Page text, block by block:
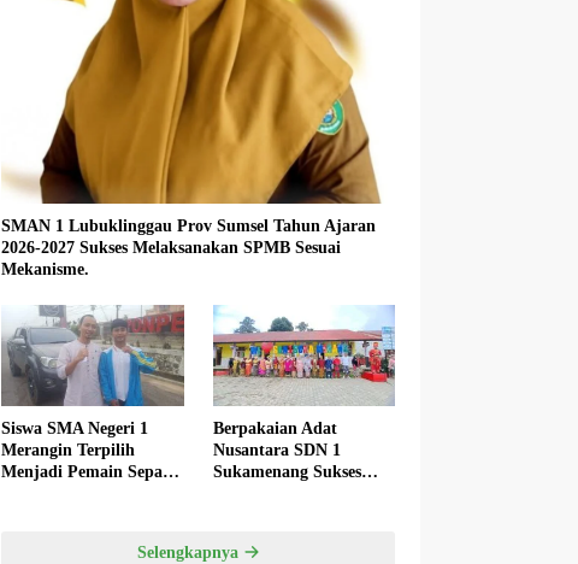
SMAN 1 Lubuklinggau Prov Sumsel Tahun Ajaran
2026-2027 Sukses Melaksanakan SPMB Sesuai
Mekanisme.
Siswa SMA Negeri 1
Merangin Terpilih
Menjadi Pemain Sepak
Berpakaian Adat
Nusantara SDN 1
Sukamenang Sukses
Selengkapnya